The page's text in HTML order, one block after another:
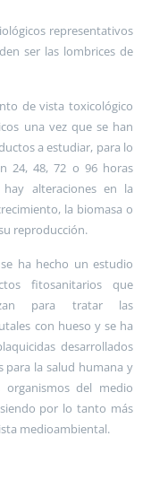
representativos
ser las lombrices de
de vista toxicológico
una vez que se han
a estudiar, para lo
24, 48, 72 o 96 horas
alteraciones en la
la biomasa o
reproducción.
ha hecho un estudio
fitosanitarios que
para tratar las
con hueso y se ha
desarrollados
para la salud humana y
del medio
por lo tanto más
medioambiental.